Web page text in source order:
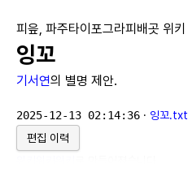
피읖, 파주타이포그라피배곳 위키
잉꼬
기서연의 별명 제안.
2025-12-13 02:14:36 · 잉꼬.txt
편집 이력